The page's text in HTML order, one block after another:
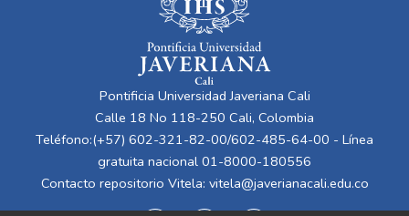
Pontificia Universidad Javeriana Cali
Calle 18 No 118-250 Cali, Colombia
Teléfono:(+57) 602-321-82-00/602-485-64-00 - Línea
gratuita nacional 01-8000-180556
Contacto repositorio Vitela: vitela@javerianacali.edu.co